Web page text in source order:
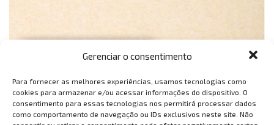
Gerenciar o consentimento
Para fornecer as melhores experiências, usamos tecnologias como
cookies para armazenar e/ou acessar informações do dispositivo. O
consentimento para essas tecnologias nos permitirá processar dados
como comportamento de navegação ou IDs exclusivos neste site. Não